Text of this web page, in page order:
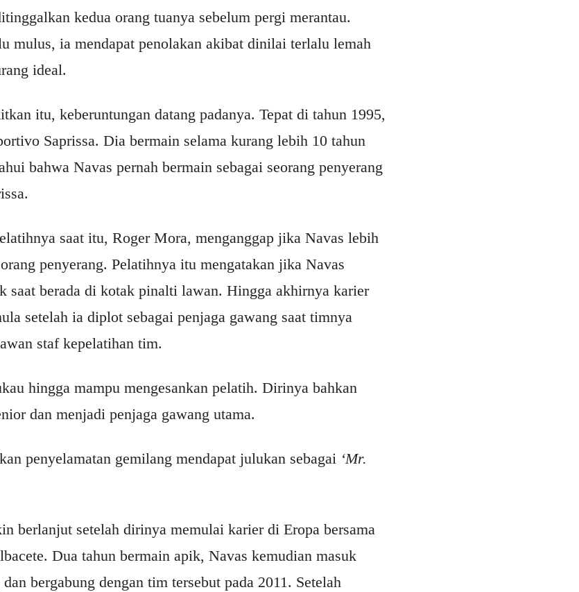
kedua orang tuanya sebelum pergi merantau.
mulus, ia mendapat penolakan akibat dinilai terlalu lemah
ideal.
itu, keberuntungan datang padanya. Tepat di tahun 1995,
Saprissa. Dia bermain selama kurang lebih 10 tahun
bahwa Navas pernah bermain sebagai seorang penyerang
saat itu, Roger Mora, menganggap jika Navas lebih
penyerang. Pelatihnya itu mengatakan jika Navas
saat berada di kotak pinalti lawan. Hingga akhirnya karier
setelah ia diplot sebagai penjaga gawang saat timnya
staf kepelatihan tim.
hingga mampu mengesankan pelatih. Dirinya bahkan
dan menjadi penjaga gawang utama.
penyelamatan gemilang mendapat julukan sebagai ‘Mr.
berlanjut setelah dirinya memulai karier di Eropa bersama
Dua tahun bermain apik, Navas kemudian masuk
bergabung dengan tim tersebut pada 2011. Setelah